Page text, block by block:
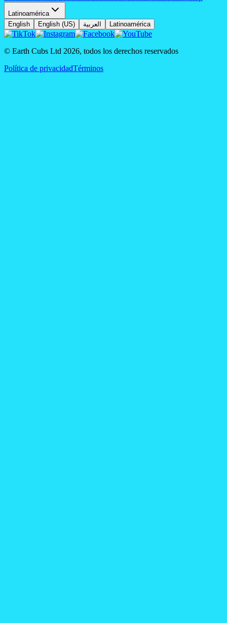
Latinoamérica
English
English (US) العربية Latinoamérica
© Earth Cubs Ltd 2026, todos los derechos reservados
Política de privacidadTérminos